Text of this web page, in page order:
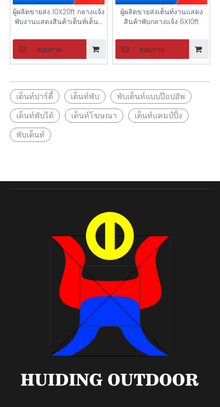
ผู้ผลิตขายส่ง 10X20ft กลางแจ้ง
พับงานแสดงสินค้าเต็นท์เต็นท์
สอบถาม
ผู้ผลิตขายส่งเต็นท์งานแสดง
สินค้าพับกลางแจ้ง 6X10ft
สอบถาม
เต็นท์ปาร์ตี้ เต็นท์พับ
พับเต็นท์แบบป๊อปอัพ
เต็นท์พับได้
เต็นท์โฆษณา
เต็นท์แคมป์ปิ้ง
พับเต็นท์